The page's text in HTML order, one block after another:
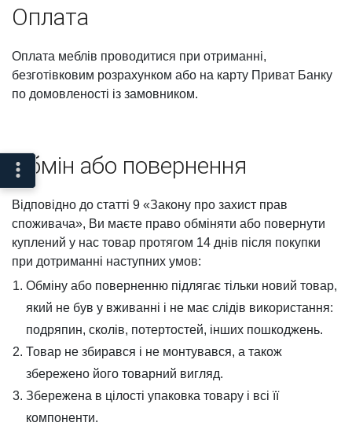
Оплата
Оплата меблів проводитися при отриманні,
безготівковим розрахунком або на карту Приват Банку
по домовленості із замовником.
Обмін або повернення
Відповідно до статті 9 «Закону про захист прав
споживача», Ви маєте право обміняти або повернути
куплений у нас товар протягом 14 днів після покупки
при дотриманні наступних умов:
Обміну або поверненню підлягає тільки новий товар,
який не був у вживанні і не має слідів використання:
подряпин, сколів, потертостей, інших пошкоджень.
Товар не збирався і не монтувався, а також
збережено його товарний вигляд.
Збережена в цілості упаковка товару і всі її
компоненти.